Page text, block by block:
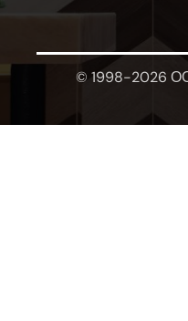
© 1998-2026